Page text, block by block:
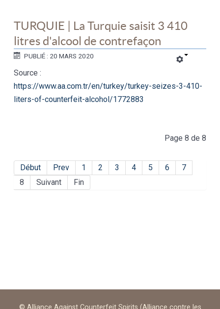
TURQUIE | La Turquie saisit 3 410
litres d'alcool de contrefaçon
PUBLIÉ : 20 MARS 2020
Source :
https://www.aa.com.tr/en/turkey/turkey-seizes-3-410-
liters-of-counterfeit-alcohol/1772883
Page 8 de 8
Début Prev 1 2 3 4 5 6
7
8
Suivant Fin